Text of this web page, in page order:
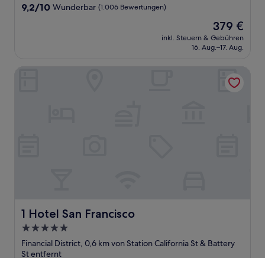
9.2
9,2/10 Wunderbar (1.006 Bewertungen)
Der
Preis
beträgt
379 €
inkl. Steuern & Gebühren
16. Aug.–17. Aug.
1 Hotel San Francisco
1 Hotel San Francisco
5.0-
Sterne-
Unterkunft
Financial District, 0,6 km von Station California St & Battery
St entfernt